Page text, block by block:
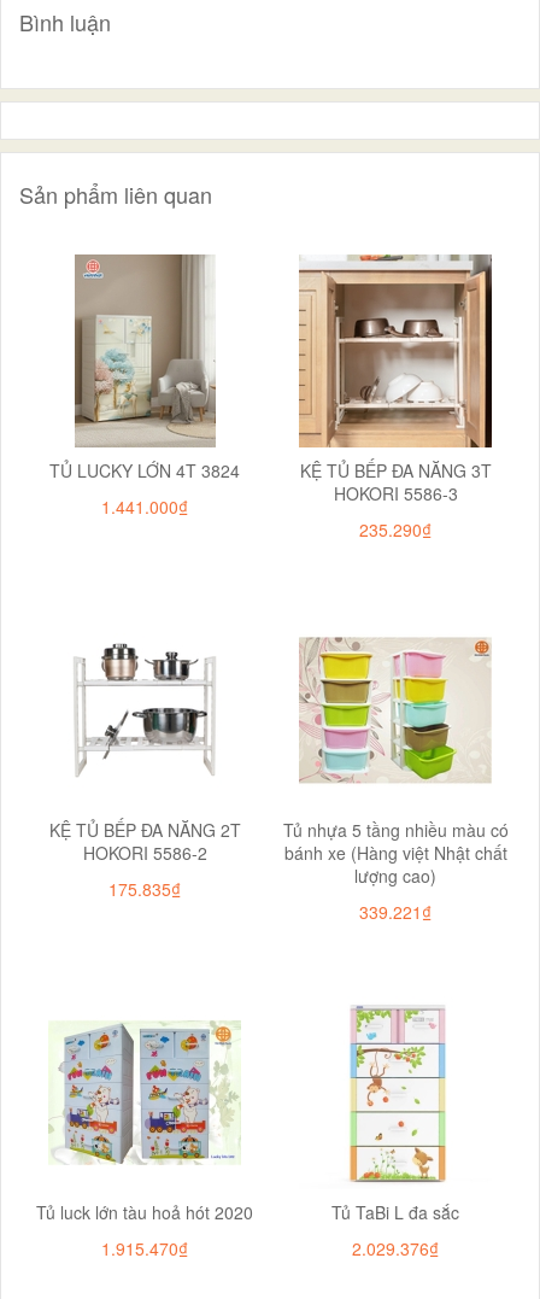
Bình luận
Sản phẩm liên quan
TỦ LUCKY LỚN 4T 3824
1.441.000₫
KỆ TỦ BẾP ĐA NĂNG 3T
HOKORI 5586-3
235.290₫
KỆ TỦ BẾP ĐA NĂNG 2T
HOKORI 5586-2
175.835₫
Tủ nhựa 5 tầng nhiều màu có
bánh xe (Hàng việt Nhật chất
lượng cao)
339.221₫
Tủ luck lớn tàu hoả hót 2020
1.915.470₫
Tủ TaBi L đa sắc
2.029.376₫